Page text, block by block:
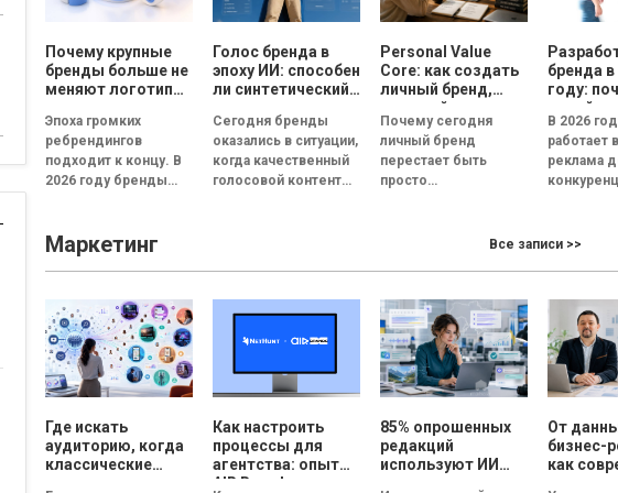
Почему крупные
бренды больше не
меняют логотипы
Эпоха громких
ребрендингов
подходит к концу. В
2026 году бренды
новые логотипы, а в
узнаваемые...
Голос бренда в
эпоху ИИ: способен
ли синтетический
эмоции и внушить
доверие, или все
бренды вскоре
будут звучать
Сегодня бренды
оказались в ситуации,
когда качественный
голосовой контент
правильные паузы и...
Personal Value
Core: как создать
личный бренд,
который
способствует
выбору, доверию и
статусу
Почему сегодня
личный бренд
перестает быть
просто
медийных личностей
профессионального
выбора, доверия и
личностного...
бренда в
году:
дизайн
рекламы
В 2026
работает
реклама
Маркетинг Все записи >>
Где искать
аудиторию, когда
классические
Как настроить
процессы для
агентства: опыт
AIR Brands в
85% опрошенных
редакций
используют ИИ
От
бизнес-
как